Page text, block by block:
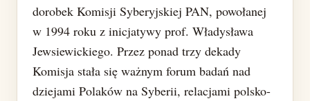
dorobek Komisji Syberyjskiej PAN, powołanej
w 1994 roku z inicjatywy prof. Władysława
Jewsiewickiego. Przez ponad trzy dekady
Komisja stała się ważnym forum badań nad
dziejami Polaków na Syberii, relacjami polsko-